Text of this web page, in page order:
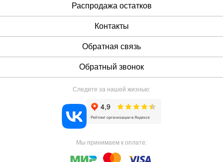
Распродажа остатков
Контакты
Обратная связь
Обратный звонок
Следите за нашей жизнью:
Мы принимаем к оплате: